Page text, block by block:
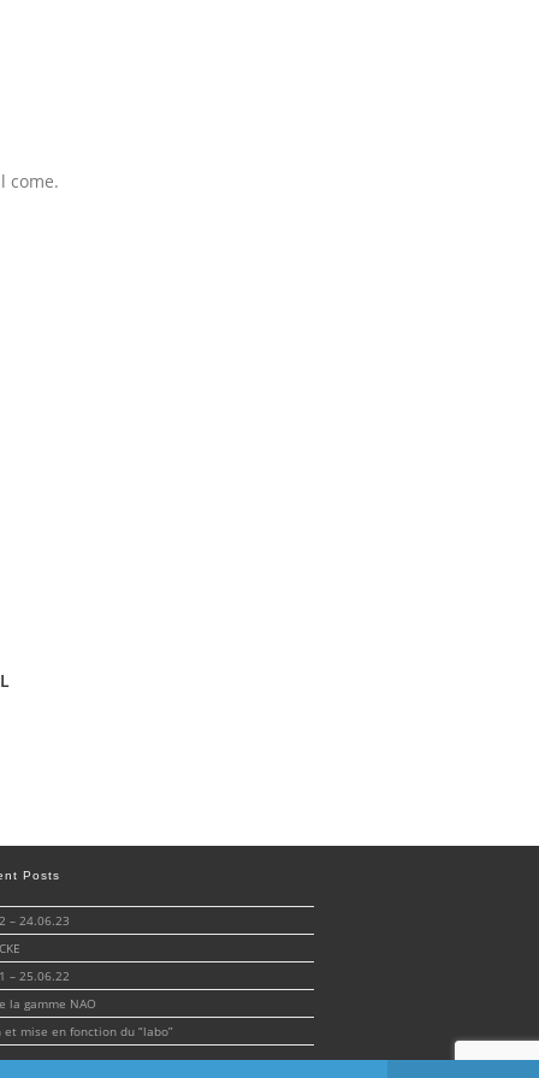
come.
Posts
– 24.06.23
– 25.06.22
la gamme NAO
et mise en fonction du “labo”